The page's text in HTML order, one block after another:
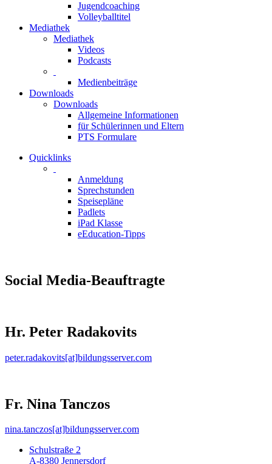
Jugendcoaching
Volleyballtitel
Mediathek
Mediathek
Videos
Podcasts
Medienbeiträge
Downloads
Downloads
Allgemeine Informationen
für Schülerinnen und Eltern
PTS Formulare
Quicklinks
Anmeldung
Sprechstunden
Speisepläne
Padlets
iPad Klasse
eEducation-Tipps
Social Media-Beauftragte
Hr. Peter Radakovits
peter.radakovits[at]bildungsserver.com
Fr. Nina Tanczos
nina.tanczos[at]bildungsserver.com
Schulstraße 2
A-8380 Jennersdorf